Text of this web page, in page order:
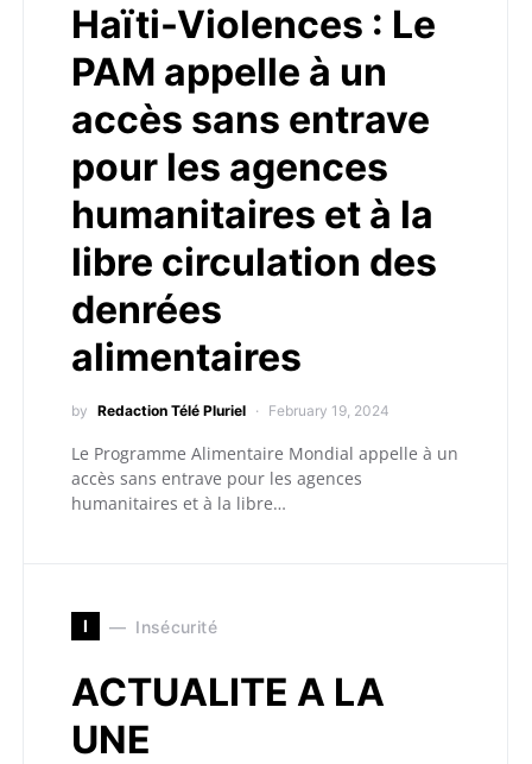
Haïti-Violences : Le
PAM appelle à un
accès sans entrave
pour les agences
humanitaires et à la
libre circulation des
denrées
alimentaires
by Redaction Télé Pluriel February 19, 2024
Le Programme Alimentaire Mondial appelle à un
accès sans entrave pour les agences
humanitaires et à la libre…
I Insécurité
ACTUALITE A LA
UNE